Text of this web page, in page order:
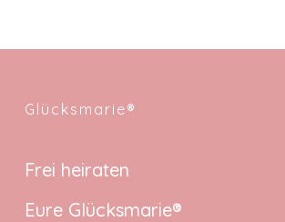
Glücksmarie®
Frei heiraten
Eure Glücksmarie®